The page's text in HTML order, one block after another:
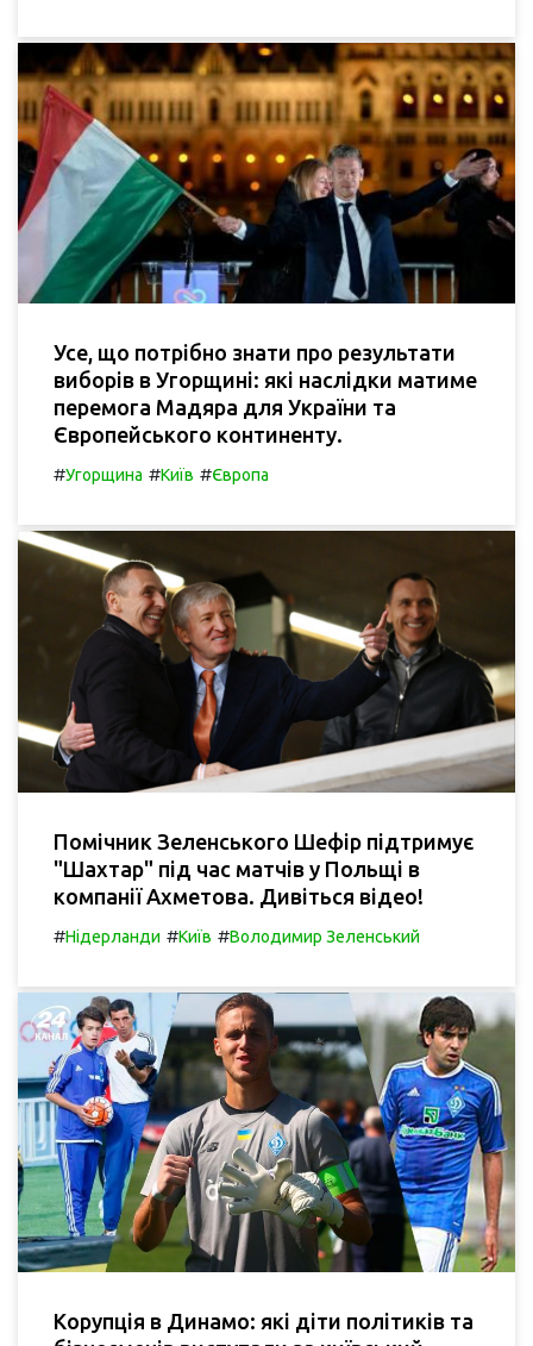
Усе, що потрібно знати про результати
виборів в Угорщині: які наслідки матиме
перемога Мадяра для України та
Європейського континенту.
#Угорщина #Київ #Європа
Помічник Зеленського Шефір підтримує
"Шахтар" під час матчів у Польщі в
компанії Ахметова. Дивіться відео!
#Нідерланди #Київ #Володимир Зеленський
Корупція в Динамо: які діти політиків та